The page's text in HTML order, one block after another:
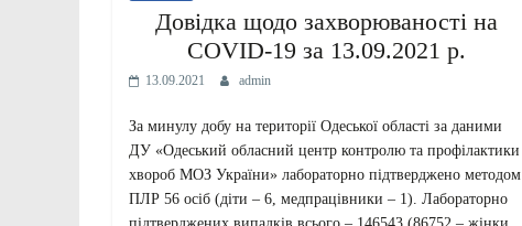
Довідка щодо захворюваності на
COVID-19 за 13.09.2021 р.
13.09.2021 admin
За минулу добу на території Одеської області за даними
ДУ «Одеський обласний центр контролю та профілактики
хвороб МОЗ України» лабораторно підтверджено методом
ПЛР 56 осіб (діти – 6, медпрацівники – 1). Лабораторно